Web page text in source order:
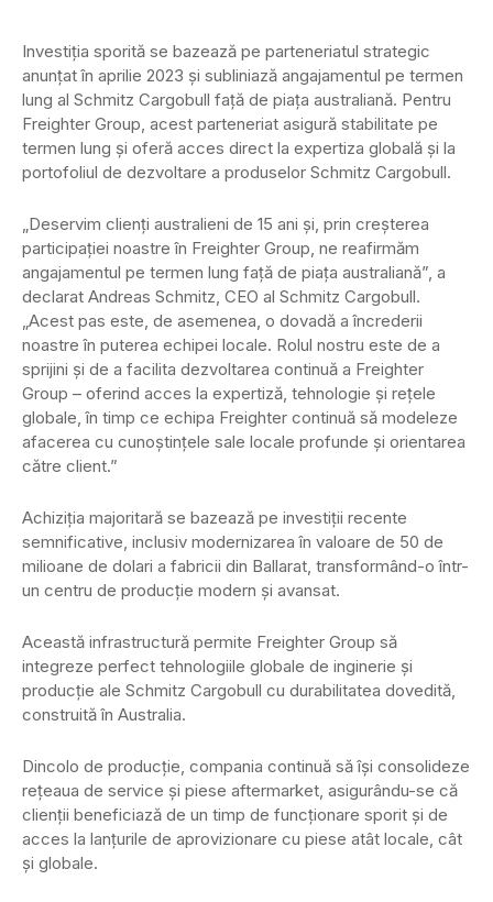
Investiția sporită se bazează pe parteneriatul strategic
anunțat în aprilie 2023 și subliniază angajamentul pe termen
lung al Schmitz Cargobull față de piața australiană. Pentru
Freighter Group, acest parteneriat asigură stabilitate pe
termen lung și oferă acces direct la expertiza globală și la
portofoliul de dezvoltare a produselor Schmitz Cargobull.
„Deservim clienți australieni de 15 ani și, prin creșterea
participației noastre în Freighter Group, ne reafirmăm
angajamentul pe termen lung față de piața australiană”, a
declarat Andreas Schmitz, CEO al Schmitz Cargobull.
„Acest pas este, de asemenea, o dovadă a încrederii
noastre în puterea echipei locale. Rolul nostru este de a
sprijini și de a facilita dezvoltarea continuă a Freighter
Group – oferind acces la expertiză, tehnologie și rețele
globale, în timp ce echipa Freighter continuă să modeleze
afacerea cu cunoștințele sale locale profunde și orientarea
către client.”
Achiziția majoritară se bazează pe investiții recente
semnificative, inclusiv modernizarea în valoare de 50 de
milioane de dolari a fabricii din Ballarat, transformând-o într-
un centru de producție modern și avansat.
Această infrastructură permite Freighter Group să
integreze perfect tehnologiile globale de inginerie și
producție ale Schmitz Cargobull cu durabilitatea dovedită,
construită în Australia.
Dincolo de producție, compania continuă să își consolideze
rețeaua de service și piese aftermarket, asigurându-se că
clienții beneficiază de un timp de funcționare sporit și de
acces la lanțurile de aprovizionare cu piese atât locale, cât
și globale.